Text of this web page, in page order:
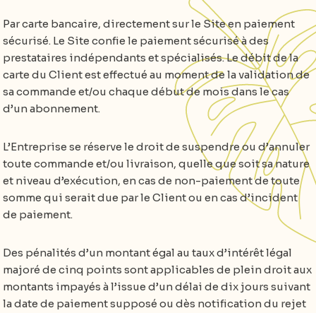
Par carte bancaire, directement sur le Site en paiement
sécurisé. Le Site confie le paiement sécurisé à des
prestataires indépendants et spécialisés. Le débit de la
carte du Client est effectué au moment de la validation de
sa commande et/ou chaque début de mois dans le cas
d’un abonnement.
L’Entreprise se réserve le droit de suspendre ou d’annuler
toute commande et/ou livraison, quelle que soit sa nature
et niveau d’exécution, en cas de non-paiement de toute
somme qui serait due par le Client ou en cas d’incident
de paiement.
Des pénalités d’un montant égal au taux d’intérêt légal
majoré de cinq points sont applicables de plein droit aux
montants impayés à l’issue d’un délai de dix jours suivant
la date de paiement supposé ou dès notification du rejet